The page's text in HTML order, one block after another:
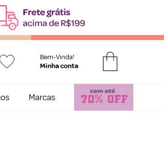
Bem-Vinda!
Marcas